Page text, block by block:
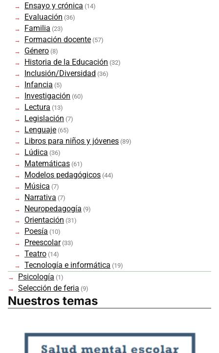
Ensayo y crónica (14)
Evaluación (36)
Familia (23)
Formación docente (57)
Género (8)
Historia de la Educación (32)
Inclusión/Diversidad (36)
Infancia (5)
Investigación (60)
Lectura (13)
Legislación (7)
Lenguaje (65)
Libros para niños y jóvenes (89)
Lúdica (36)
Matemáticas (61)
Modelos pedagógicos (44)
Música (7)
Narrativa (7)
Neuropedagogía (9)
Orientación (31)
Poesía (10)
Preescolar (33)
Teatro (14)
Tecnología e informática (19)
Psicología (1)
Selección de feria (9)
Nuestros temas